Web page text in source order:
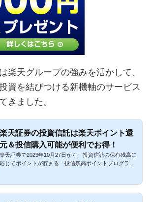
楽天グループの強みを活かして、
資を結びつける新機軸のサービス
きました。
楽天証券の投資信託は楽天ポイント還
元＆投信購入可能が便利でお得！
楽天証券で2023年10月27日から、投資信託の保有残高に
応じてポイントが貯まる「投信残高ポイントプログラ